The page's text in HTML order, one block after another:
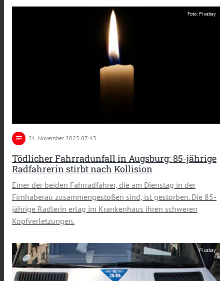
Foto: Pixabay
notes 21. November 2025 07:43
Tödlicher Fahrradunfall in Augsburg: 85-jährige
Radfahrerin stirbt nach Kollision
Einer der beiden Fahrradfahrer, die am Dienstag in der
Firnhaberau zusammengestoßen sind, ist gestorben. Die 85-
jährige Radlerin erlag im Krankenhaus ihren schweren
Kopfverletzungen.
Pixabay